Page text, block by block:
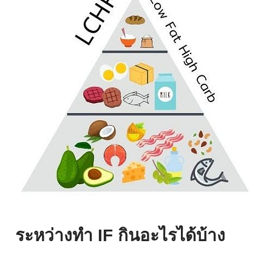
ระหว่างทำ IF กินอะไรได้บ้าง